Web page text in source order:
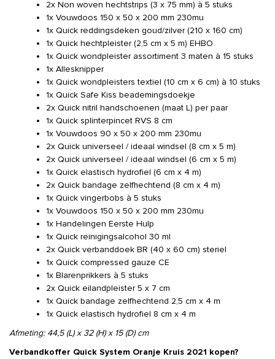
2x Non woven hechtstrips (3 x 75 mm) à 5 stuks
1x Vouwdoos 150 x 50 x 200 mm 230mu
1x Quick reddingsdeken goud/zilver (210 x 160 cm)
1x Quick hechtpleister (2,5 cm x 5 m) EHBO
1x Quick wondpleister assortiment 3 maten à 15 stuks
1x Allesknipper
1x Quick wondpleisters textiel (10 cm x 6 cm) à 10 stuks
1x Quick Safe Kiss beademingsdoekje
2x Quick nitril handschoenen (maat L) per paar
1x Quick splinterpincet RVS 8 cm
1x Vouwdoos 90 x 50 x 200 mm 230mu
2x Quick universeel / ideaal windsel (8 cm x 5 m)
2x Quick universeel / ideaal windsel (6 cm x 5 m)
1x Quick elastisch hydrofiel (6 cm x 4 m)
2x Quick bandage zelfhechtend (8 cm x 4 m)
1x Quick vingerbobs à 5 stuks
1x Vouwdoos 150 x 50 x 200 mm 230mu
1x Handelingen Eerste Hulp
1x Quick reinigingsalcohol 30 ml
2x Quick verbanddoek BR (40 x 60 cm) steriel
1x Quick compressed gauze CE
1x Blarenprikkers à 5 stuks
2x Quick eilandpleister 5 x 7 cm
1x Quick bandage zelfhechtend 2,5 cm x 4 m
1x Quick elastisch hydrofiel 8 cm x 4 m
Afmeting: 44,5 (L) x 32 (H) x 15 (D) cm
Verbandkoffer Quick System Oranje Kruis 2021 kopen?